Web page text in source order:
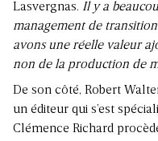
Lasvergnas. Il y a
management de
avons une réelle valeur
non de la production de
De son côté, Robert
un éditeur qui s’est
Clémence Richard